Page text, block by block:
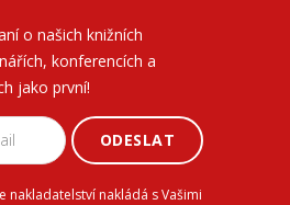
o našich knižních
konferencích a
jako první!
ODESLAT
nakladatelství nakládá s Vašimi